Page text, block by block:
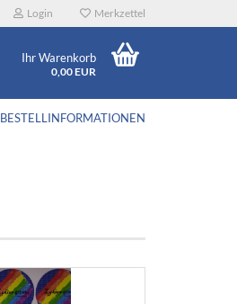
Login Merkzettel
Ihr Warenkorb
0,00 EUR
BESTELLINFORMATIONEN